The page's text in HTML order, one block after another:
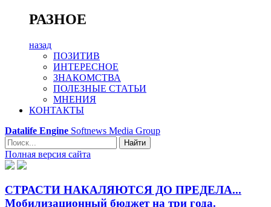
РАЗНОЕ
назад
ПОЗИТИВ
ИНТЕРЕСНОЕ
ЗНАКОМСТВА
ПОЛЕЗНЫЕ СТАТЬИ
МНЕНИЯ
КОНТАКТЫ
Datalife Engine Softnews Media Group
Найти
Полная версия сайта
СТРАСТИ НАКАЛЯЮТСЯ ДО ПРЕДЕЛА...
Мобилизационный бюджет на три года.